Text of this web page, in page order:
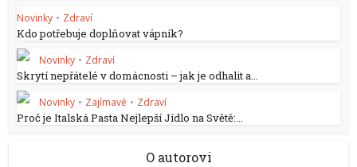
Novinky • Zdraví
Kdo potřebuje doplňovat vápník?
Novinky • Zdraví
Skrytí nepřátelé v domácnosti – jak je odhalit a...
Novinky • Zajímavé • Zdraví
Proč je Italská Pasta Nejlepší Jídlo na Světě:...
O autorovi